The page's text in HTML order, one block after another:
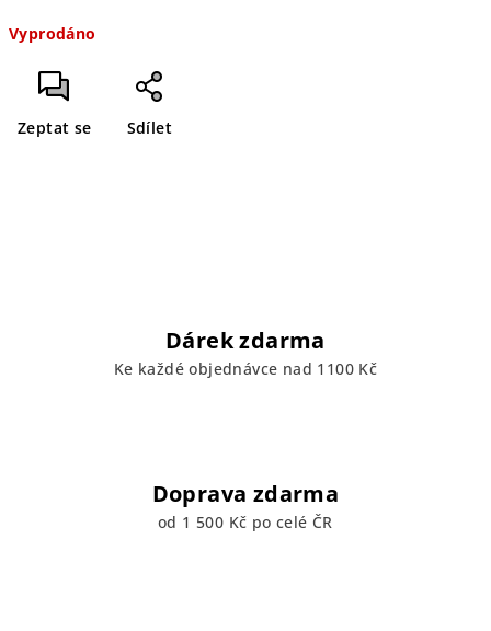
cena:
Vyprodáno
Zeptat se Sdílet
Dárek zdarma
Ke každé objednávce nad 1100 Kč
Doprava zdarma
od 1 500 Kč po celé ČR